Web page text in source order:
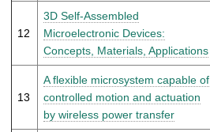
12
3D Self-Assembled
Microelectronic Devices:
Concepts, Materials, Applications
13
A flexible microsystem capable of
controlled motion and actuation
by wireless power transfer